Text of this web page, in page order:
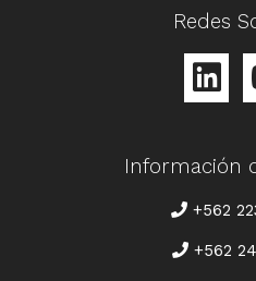
Redes
Información
+562
+562